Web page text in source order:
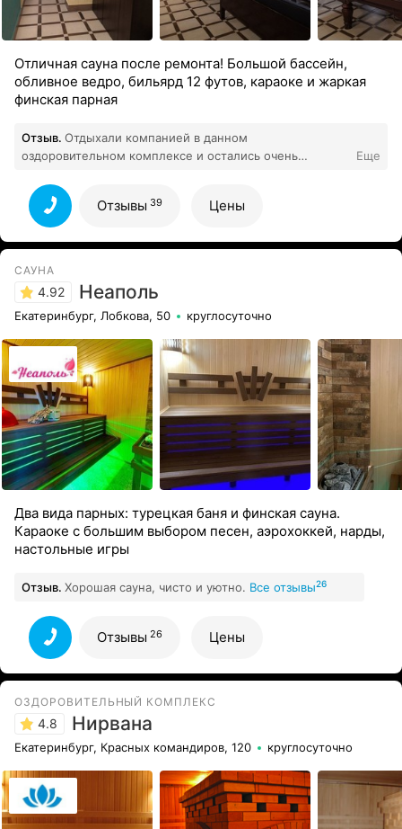
Отличная сауна после ремонта! Большой бассейн,
обливное ведро, бильярд 12 футов, караоке и жаркая
финская парная
Отзыв. Отдыхали компанией в данном
оздоровительном комплексе и остались очень
чистый,парилка огонь, по уборке нареканий вообще
нету\ud83d\udc4d Персонал приветливый и
дружелюбный. Рекомендую данное заведение!!!
Придём еще не раз \u2764\ufe0f‍\ud83d\udd25
Все отзывы
Еще
Отзывы 39 Цены
САУНА
4.92 Неаполь
Екатеринбург, Лобкова, 50 круглосуточно
Два вида парных: турецкая баня и финская сауна.
Караоке с большим выбором песен, аэрохоккей, нарды,
настольные игры
Отзыв. Хорошая сауна, чисто и уютно. Все отзывы26
Отзывы 26 Цены
ОЗДОРОВИТЕЛЬНЫЙ КОМПЛЕКС
4.8 Нирвана
Екатеринбург, Красных командиров, 120 круглосуточно